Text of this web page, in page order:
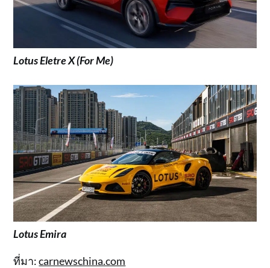
Lotus Eletre X (For Me)
Lotus Emira
ที่มา:carnewschina.com